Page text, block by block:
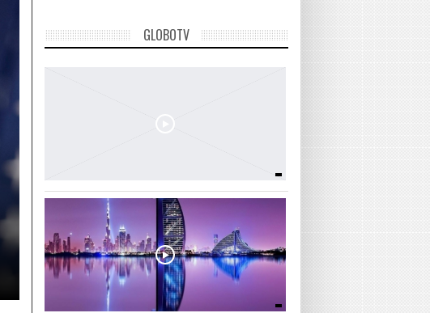
GLOBOTV